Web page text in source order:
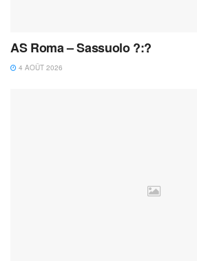
AS Roma – Sassuolo ?:?
4 AOÛT 2026